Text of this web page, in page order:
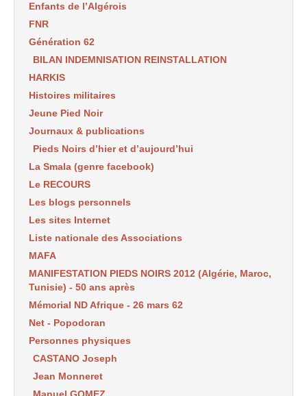
Enfants de l’Algérois
FNR
Génération 62
BILAN INDEMNISATION REINSTALLATION
HARKIS
Histoires militaires
Jeune Pied Noir
Journaux & publications
Pieds Noirs d’hier et d’aujourd’hui
La Smala (genre facebook)
Le RECOURS
Les blogs personnels
Les sites Internet
Liste nationale des Associations
MAFA
MANIFESTATION PIEDS NOIRS 2012 (Algérie, Maroc,
Tunisie) - 50 ans après
Mémorial ND Afrique - 26 mars 62
Net - Popodoran
Personnes physiques
CASTANO Joseph
Jean Monneret